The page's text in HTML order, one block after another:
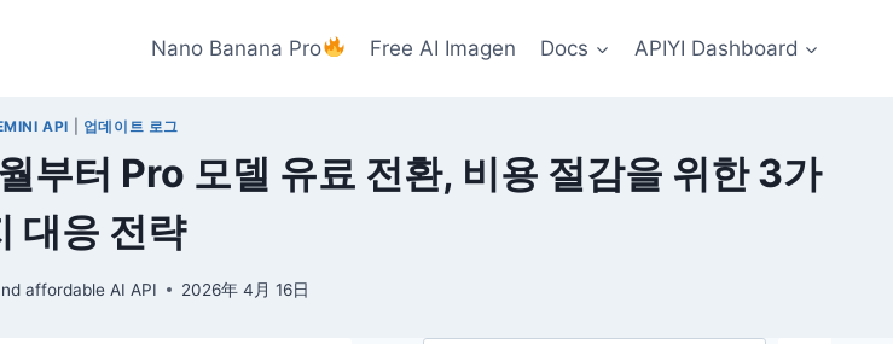
Nano Banana Pro Free AI Imagen Docs APIYI Dashboard
API 업데이트 로그
터 Pro 모델 유료 전환, 비용 절감을 위한 3가
대응 전략
affordable AI API 2026年 4月 16日